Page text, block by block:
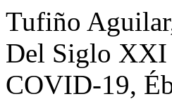
Tufiño
Del Siglo XXI
COVID-19,